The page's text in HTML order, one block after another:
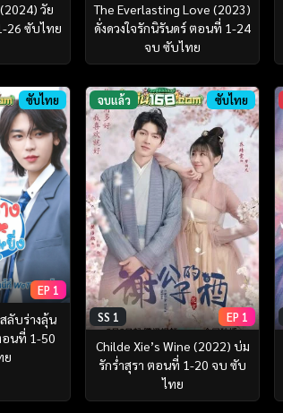
วัย
26 ซับไทย
The Everlasting Love (2023)
ดั่งดวงใจรักนิรันดร์ ตอนที่ 1-24
จบ ซับไทย
ซับไทย
EP 1
ลับร่างลุ้น
นที่ 1-50
ย
จบแล้ว ซับไทย
SS 1 EP 1
Childe Xie’s Wine (2022) บ่ม
รักร่ำสุรา ตอนที่ 1-20 จบ ซับ
ไทย